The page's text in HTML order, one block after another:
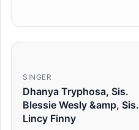
SINGER
Dhanya Tryphosa, Sis.
Blessie Wesly &amp, Sis.
Lincy Finny